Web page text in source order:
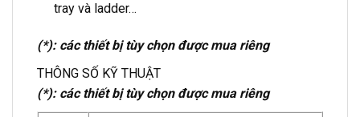
tray và ladder…
(*): các thiết bị tùy chọn được mua riêng
THÔNG SỐ KỸ THUẬT
(*): các thiết bị tùy chọn được mua riêng